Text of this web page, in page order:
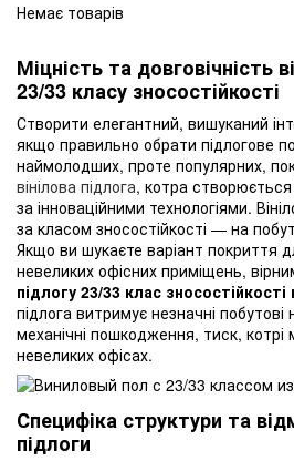
Немає товарів
Міцність та довговічність
23/33 класу зносостійкості
Створити елегантний, вишуканий
якщо правильно обрати підлогове
наймолодших, проте популярних,
вінілова підлога, котра створюється
за інноваційними технологіями.
за класом зносостійкості — на
Якщо ви шукаєте варіант покриття
невеликих офісних приміщень,
підлогу 23/33 клас зносостійкості
підлога витримує незначні
механічні пошкодження, тиск,
невеликих офісах.
Специфіка структури та
підлоги